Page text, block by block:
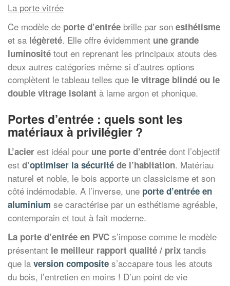
La porte vitrée
Ce modèle de porte d’entrée brille par son esthétisme
et sa légèreté. Elle offre évidemment une grande
luminosité tout en reprenant les principaux atouts des
deux autres catégories même si d’autres options
complètent le tableau telles que le vitrage blindé ou le
double vitrage isolant à lame argon et phonique.
Portes d’entrée : quels sont les
matériaux à privilégier ?
L’acier est idéal pour une porte d’entrée dont l’objectif
est d’optimiser la sécurité de l’habitation. Matériau
naturel et noble, le bois apporte un classicisme et son
côté indémodable. A l’inverse, une porte d’entrée en
aluminium se caractérise par un esthétisme agréable,
contemporain et tout à fait moderne.
La porte d’entrée en PVC s’impose comme le modèle
présentant le meilleur rapport qualité / prix tandis
que la version composite s’accapare tous les atouts
du bois, l’entretien en moins ! D’un point de vie